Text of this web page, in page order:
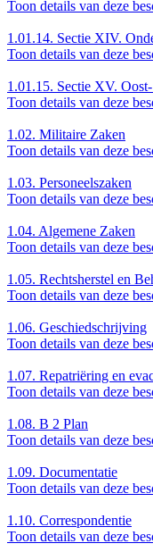
Toon details van deze
1.01.14. Sectie XIV.
Toon details van deze
1.01.15. Sectie XV.
Toon details van deze
1.02. Militaire Zaken
Toon details van deze
1.03. Personeelszaken
Toon details van deze
1.04. Algemene Zaken
Toon details van deze
1.05. Rechtsherstel en
Toon details van deze
1.06. Geschiedschrijving
Toon details van deze
1.07. Repatriëring en
Toon details van deze
1.08. B 2 Plan
Toon details van deze
1.09. Documentatie
Toon details van deze
1.10. Correspondentie
Toon details van deze